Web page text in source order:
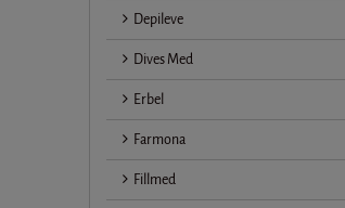
Depileve
Dives Med
Erbel
Farmona
Fillmed